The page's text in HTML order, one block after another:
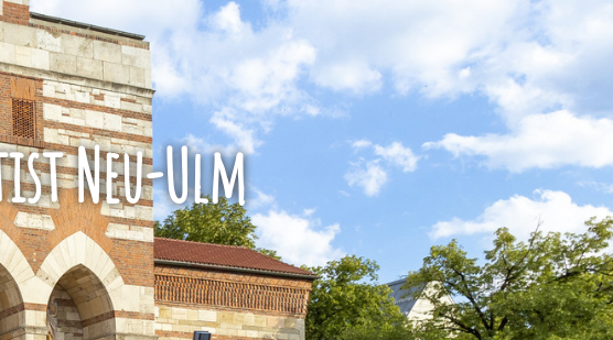
Neu-Ulm